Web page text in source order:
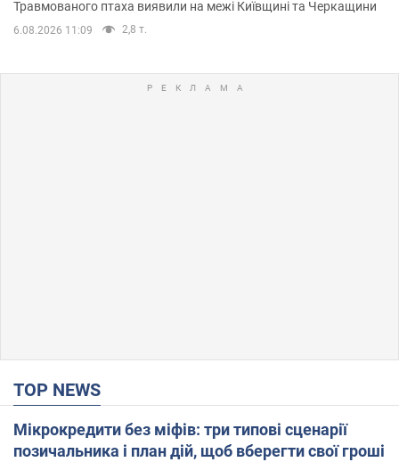
Травмованого птаха виявили на межі Київщині та Черкащини
6.08.2026 11:09 2,8 т.
TOP NEWS
Мікрокредити без міфів: три типові сценарії
позичальника і план дій, щоб вберегти свої гроші